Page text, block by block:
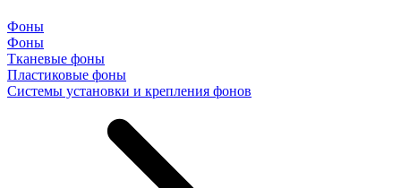
Фоны
Фоны
Тканевые фоны
Пластиковые фоны
Системы установки и крепления фонов